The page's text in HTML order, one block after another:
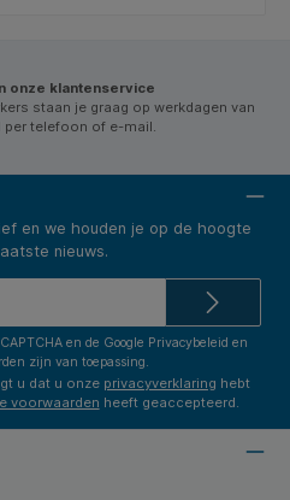
onze klantenservice
staan je graag op werkdagen van
telefoon of e-mail.
en we houden je op de hoogte
nieuws.
en de Google Privacybeleid en
zijn van toepassing.
u dat u onze privacyverklaring hebt
voorwaarden heeft geaccepteerd.